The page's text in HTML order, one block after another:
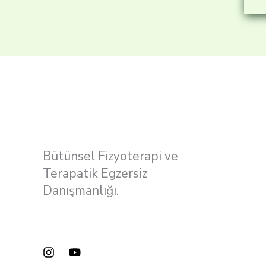
Bütünsel Fizyoterapi ve
Terapatik Egzersiz
Danışmanlığı.